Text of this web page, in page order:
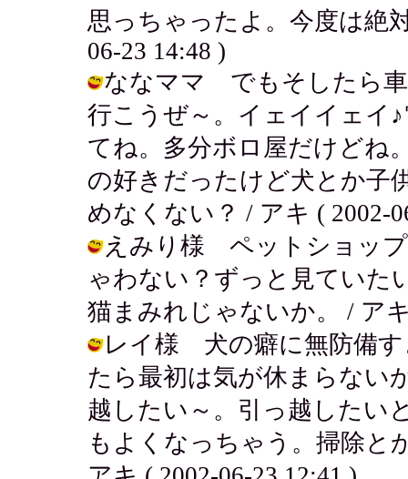
思っちゃったよ。今度は絶
06-23 14:48 )
ななママ でもそしたら車
行こうぜ～。イェイイェイ
てね。多分ボロ屋だけどね
の好きだったけど犬とか子
めなくない？ / アキ ( 2002-
えみり様 ペットショップ
ゃわない？ずっと見ていた
猫まみれじゃないか。 / ア
レイ様 犬の癖に無防備す
たら最初は気が休まらない
越したい～。引っ越したい
もよくなっちゃう。掃除と